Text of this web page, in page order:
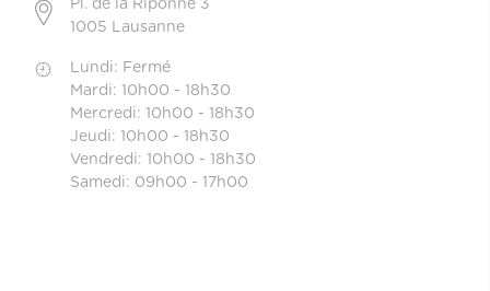
Pl. de la Riponne 3
1005 Lausanne
Lundi: Fermé
Mardi: 10h00 - 18h30
Mercredi: 10h00 - 18h30
Jeudi: 10h00 - 18h30
Vendredi: 10h00 - 18h30
Samedi: 09h00 - 17h00